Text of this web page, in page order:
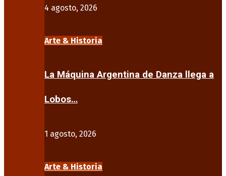
4 agosto, 2026
Arte & Historia
La Máquina Argentina de Danza llega a
Lobos…
1 agosto, 2026
Arte & Historia